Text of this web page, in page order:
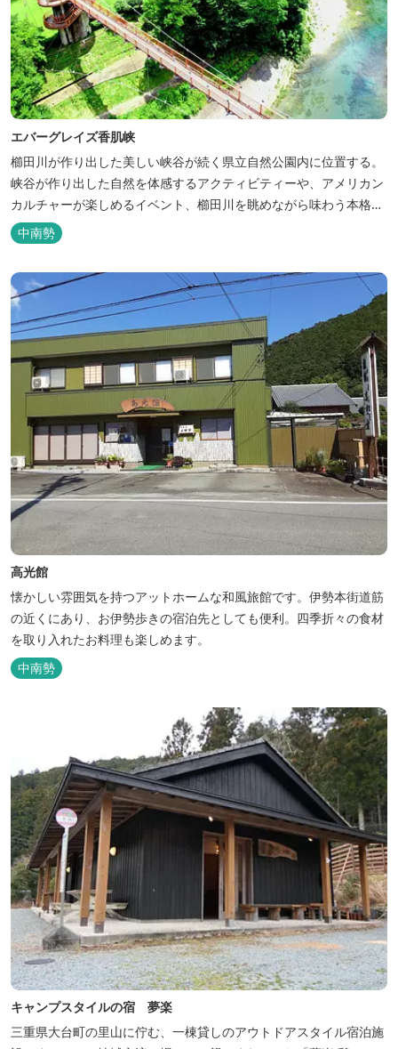
エバーグレイズ香肌峡
櫛田川が作り出した美しい峡谷が続く県立自然公園内に位置する。
峡谷が作り出した自然を体感するアクティビティーや、アメリカン
カルチャーが楽しめるイベント、櫛田川を眺めながら味わう本格的
なアメリカンＢＢＱを体験することができる。 松阪の観光情報は、
松阪観光インフォメーションサイト ワクワ...
中南勢
高光館
懐かしい雰囲気を持つアットホームな和風旅館です。伊勢本街道筋
の近くにあり、お伊勢歩きの宿泊先としても便利。四季折々の食材
を取り入れたお料理も楽しめます。
中南勢
キャンプスタイルの宿 夢楽
三重県大台町の里山に佇む、一棟貸しのアウトドアスタイル宿泊施